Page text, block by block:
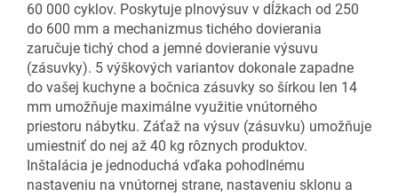
60 000 cyklov. Poskytuje plnovýsuv v dĺžkach od 250
do 600 mm a mechanizmus tichého dovierania
zaručuje tichý chod a jemné dovieranie výsuvu
(zásuvky). 5 výškových variantov dokonale zapadne
do vašej kuchyne a bočnica zásuvky so šírkou len 14
mm umožňuje maximálne využitie vnútorného
priestoru nábytku. Záťaž na výsuv (zásuvku) umožňuje
umiestniť do nej až 40 kg rôznych produktov.
Inštalácia je jednoduchá vďaka pohodlnému
nastaveniu na vnútornej strane, nastaveniu sklonu a